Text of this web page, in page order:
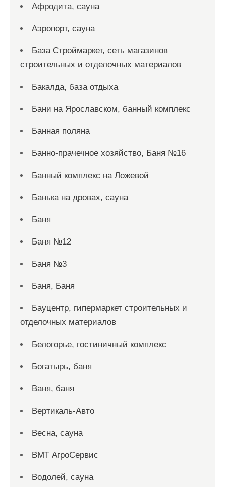
Афродита, сауна
Аэропорт, сауна
База Строймаркет, сеть магазинов
строительных и отделочных материалов
Бакалда, база отдыха
Бани на Ярославском, банный комплекс
Банная поляна
Банно-прачечное хозяйство, Баня №16
Банный комплекс на Ложевой
Банька на дровах, сауна
Баня
Баня №12
Баня №3
Баня, Баня
Бауцентр, гипермаркет строительных и
отделочных материалов
Белогорье, гостиничный комплекс
Богатырь, баня
Ваня, баня
Вертикаль-Авто
Весна, сауна
ВМТ АгроСервис
Водолей, сауна